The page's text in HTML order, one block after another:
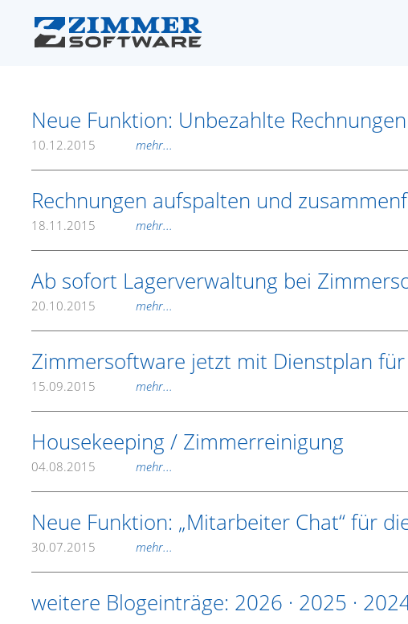
Neue Funktion: Unbezahlte
10.12.2015 mehr...
Rechnungen aufspalten und
18.11.2015 mehr...
Ab sofort Lagerverwaltung bei
20.10.2015 mehr...
Zimmersoftware jetzt mit Dienstplan
15.09.2015 mehr...
Housekeeping / Zimmerreinigung
04.08.2015 mehr...
Neue Funktion: „Mitarbeiter Chat“ für
30.07.2015 mehr...
weitere Blogeinträge: 2026 · 2025 ·